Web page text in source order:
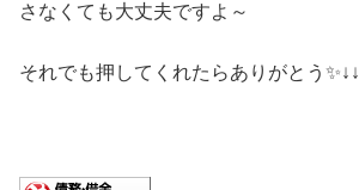
さなくても大丈夫ですよ～
それでも押してくれたらありがとう✨↓↓